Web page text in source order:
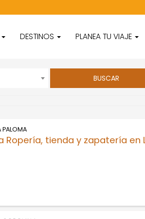
DESTINOS PLANEA TU VIAJE
PALOMA
Ropería, tienda y zapatería en